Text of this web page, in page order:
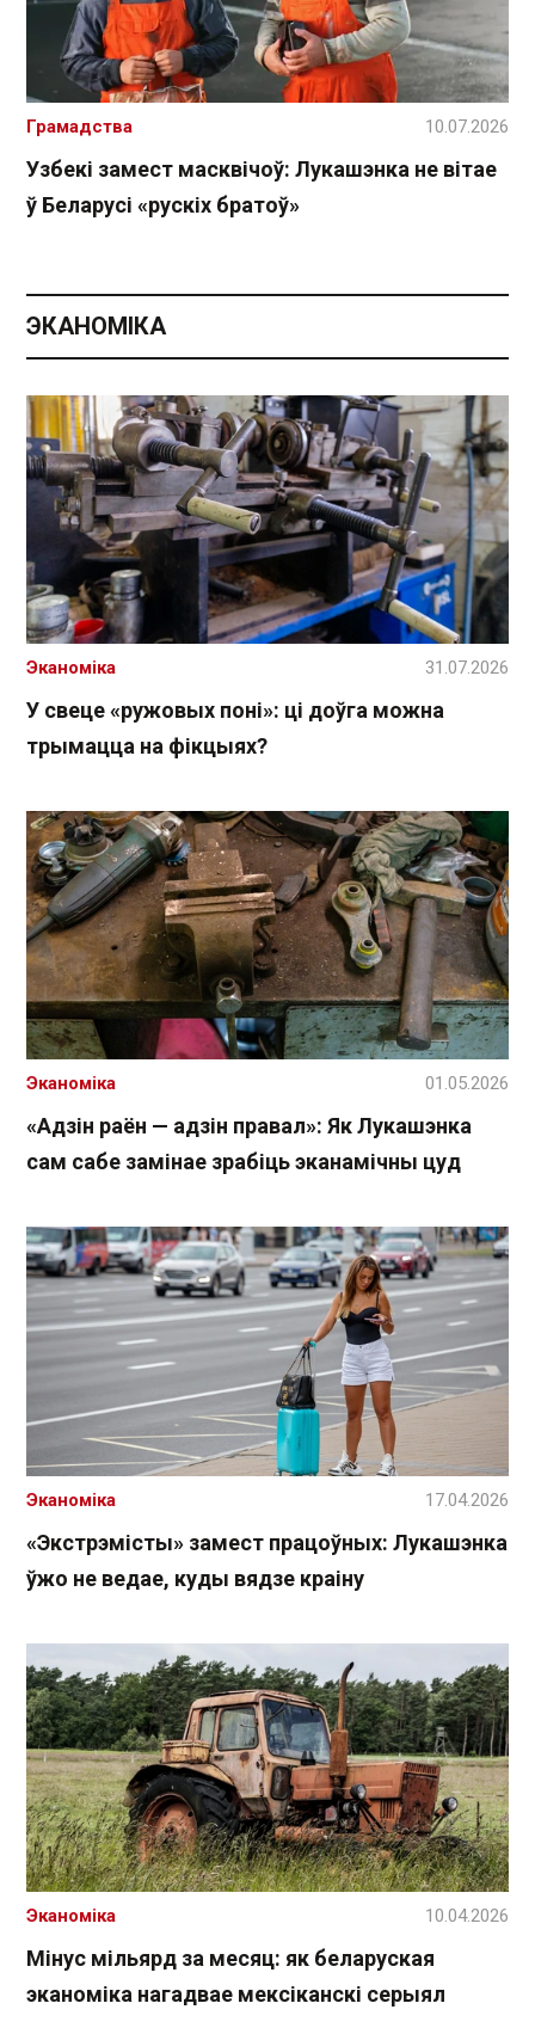
Узбекі замест масквічоў: Лукашэнка не вітае
ў Беларусі «рускіх братоў»
Грамадства 10.07.2026
ЭКАНОМІКА
У свеце «ружовых поні»: ці доўга можна
трымацца на фікцыях?
Эканоміка 31.07.2026
«Адзін раён — адзін правал»: Як Лукашэнка
сам сабе замінае зрабіць эканамічны цуд
Эканоміка 01.05.2026
«Экстрэмісты» замест працоўных: Лукашэнка
ўжо не ведае, куды вядзе краіну
Эканоміка 17.04.2026
Мінус мільярд за месяц: як беларуская
эканоміка нагадвае мексіканскі серыял
Эканоміка 10.04.2026